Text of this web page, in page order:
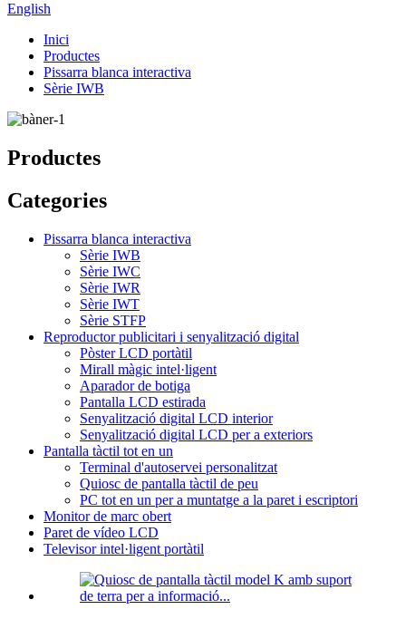
English
Inici
Productes
Pissarra blanca interactiva
Sèrie IWB
Productes
Categories
Pissarra blanca interactiva
Sèrie IWB
Sèrie IWC
Sèrie IWR
Sèrie IWT
Sèrie STFP
Reproductor publicitari i senyalització digital
Pòster LCD portàtil
Mirall màgic intel·ligent
Aparador de botiga
Pantalla LCD estirada
Senyalització digital LCD interior
Senyalització digital LCD per a exteriors
Pantalla tàctil tot en un
Terminal d'autoservei personalitzat
Quiosc de pantalla tàctil de peu
PC tot en un per a muntatge a la paret i escriptori
Monitor de marc obert
Paret de vídeo LCD
Televisor intel·ligent portàtil